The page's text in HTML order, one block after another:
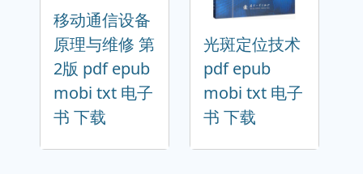
移动通信设备
原理与维修 第
2版 pdf epub
mobi txt 电子
书 下载
光斑定位技术
pdf epub
mobi txt 电子
书 下载